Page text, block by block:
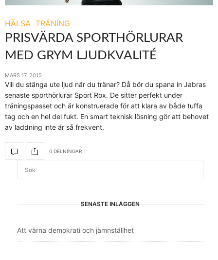
HÄLSA TRÄNING
PRISVÄRDA SPORTHÖRLURAR
MED GRYM LJUDKVALITÉ
MARS 17, 2015
Vill du stänga ute ljud när du tränar? Då bör du spana in Jabras
senaste sporthörlurar Sport Rox. De sitter perfekt under
träningspasset och är konstruerade för att klara av både tuffa
tag och en hel del fukt. En smart teknisk lösning gör att behovet
av laddning inte är så frekvent.
0 DELNINGAR
SENASTE INLÄGGEN
Att värna demokrati och jämnställhet